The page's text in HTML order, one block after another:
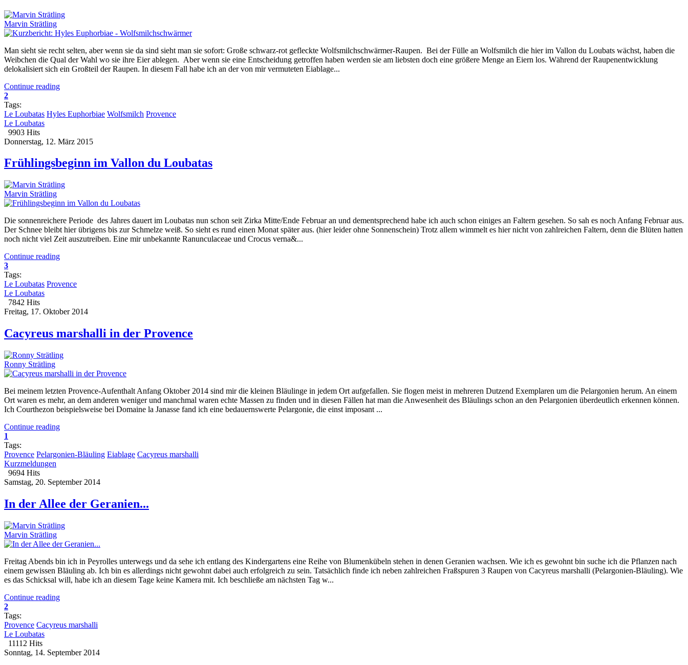
Marvin Strätling
Man sieht sie recht selten, aber wenn sie da sind sieht man sie sofort: Große schwarz-rot gefleckte Wolfsmilchschwärmer-Raupen. Bei der Fülle an Wolfsmilch die hier im Vallon du Loubats wächst, haben die
Weibchen die Qual der Wahl wo sie ihre Eier ablegen. Aber wenn sie eine Entscheidung getroffen haben werden sie am liebsten doch eine größere Menge an Eiern los. Während der Raupenentwicklung
delokalisiert sich ein Großteil der Raupen. In diesem Fall habe ich an der von mir vermuteten Eiablage...
Continue reading
2
Tags:
Le Loubatas Hyles Euphorbiae Wolfsmilch Provence
Le Loubatas
9903 Hits
Donnerstag, 12. März 2015
Frühlingsbeginn im Vallon du Loubatas
Marvin Strätling
Die sonnenreichere Periode des Jahres dauert im Loubatas nun schon seit Zirka Mitte/Ende Februar an und dementsprechend habe ich auch schon einiges an Faltern gesehen. So sah es noch Anfang Februar aus.
Der Schnee bleibt hier übrigens bis zur Schmelze weiß. So sieht es rund einen Monat später aus. (hier leider ohne Sonnenschein) Trotz allem wimmelt es hier nicht von zahlreichen Faltern, denn die Blüten hatten
noch nicht viel Zeit auszutreiben. Eine mir unbekannte Ranunculaceae und Crocus verna&...
Continue reading
3
Tags:
Le Loubatas Provence
Le Loubatas
7842 Hits
Freitag, 17. Oktober 2014
Cacyreus marshalli in der Provence
Ronny Strätling
Bei meinem letzten Provence-Aufenthalt Anfang Oktober 2014 sind mir die kleinen Bläulinge in jedem Ort aufgefallen. Sie flogen meist in mehreren Dutzend Exemplaren um die Pelargonien herum. An einem
Ort waren es mehr, an dem anderen weniger und manchmal waren echte Massen zu finden und in diesen Fällen hat man die Anwesenheit des Bläulings schon an den Pelargonien überdeutlich erkennen können.
Ich Courthezon beispielsweise bei Domaine la Janasse fand ich eine bedauernswerte Pelargonie, die einst imposant ...
Continue reading
1
Tags:
Provence Pelargonien-Bläuling Eiablage Cacyreus marshalli
Kurzmeldungen
9694 Hits
Samstag, 20. September 2014
In der Allee der Geranien...
Marvin Strätling
Freitag Abends bin ich in Peyrolles unterwegs und da sehe ich entlang des Kindergartens eine Reihe von Blumenkübeln stehen in denen Geranien wachsen. Wie ich es gewohnt bin suche ich die Pflanzen nach
einem gewissen Bläuling ab. Ich bin es allerdings nicht gewohnt dabei auch erfolgreich zu sein. Tatsächlich finde ich neben zahlreichen Fraßspuren 3 Raupen von Cacyreus marshalli (Pelargonien-Bläuling). Wie
es das Schicksal will, habe ich an diesem Tage keine Kamera mit. Ich beschließe am nächsten Tag w...
Continue reading
2
Tags:
Provence Cacyreus marshalli
Le Loubatas
11112 Hits
Sonntag, 14. September 2014